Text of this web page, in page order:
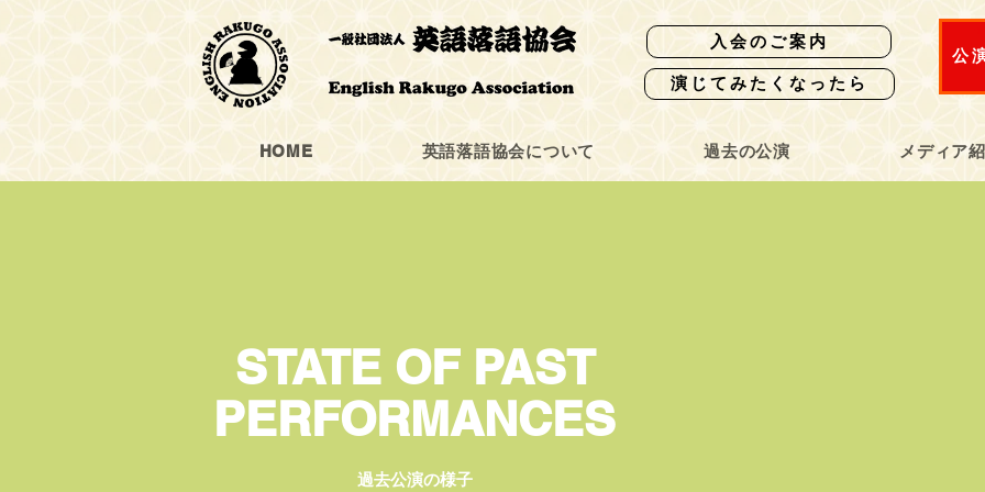
入会のご案内
公
HOME 英語落語協会について 過去の公演 メディア
演じてみたくなったら
STATE OF PAST
PERFORMANCES
過去公演の様子